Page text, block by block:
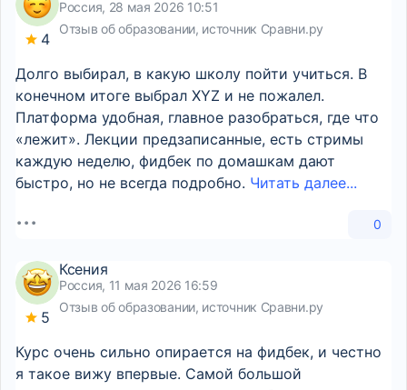
4
Россия, 28 мая 2026 10:51
Отзыв об образовании, источник Сравни.ру
Долго выбирал, в какую школу пойти учиться. В
конечном итоге выбрал XYZ и не пожалел.
Платформа удобная, главное разобраться, где что
«лежит». Лекции предзаписанные, есть стримы
каждую неделю, фидбек по домашкам дают
быстро, но не всегда подробно. Читать далее...
0
5
Ксения
Россия, 11 мая 2026 16:59
Отзыв об образовании, источник Сравни.ру
Курс очень сильно опирается на фидбек, и честно
я такое вижу впервые. Самой большой